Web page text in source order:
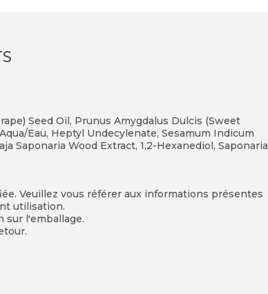
Seed Oil, Prunus Amygdalus Dulcis (Sweet
Eau, Heptyl Undecylenate, Sesamum Indicum
Saponaria Wood Extract, 1,2-Hexanediol, Saponaria
Veuillez vous référer aux informations présentes
utilisation.
sur l'emballage.